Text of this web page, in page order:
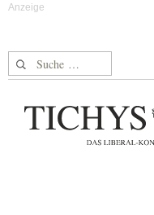
Suche nach: